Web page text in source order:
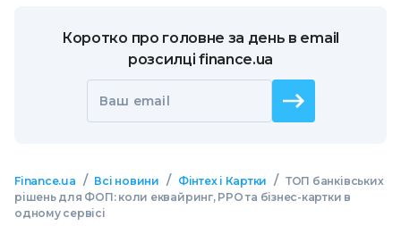
Коротко про головне за день в email
розсилці finance.ua
Ваш email
Finance.ua / Всі новини / Фінтех і Картки / ТОП банківських
рішень для ФОП: коли еквайринг, РРО та бізнес-картки в
одному сервісі